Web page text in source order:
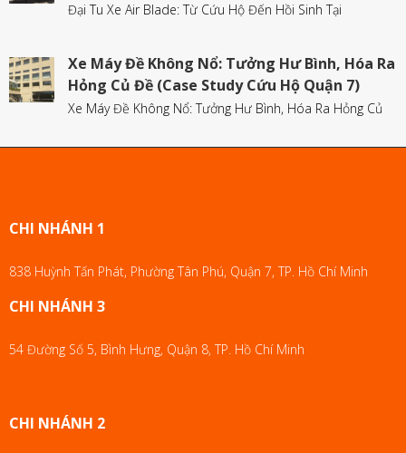
Đại Tu Xe Air Blade: Từ Cứu Hộ Đến Hồi Sinh Tại
Xe Máy Đề Không Nổ: Tưởng Hư Bình, Hóa Ra
Hỏng Củ Đề (Case Study Cứu Hộ Quận 7)
Xe Máy Đề Không Nổ: Tưởng Hư Bình, Hóa Ra Hỏng Củ
CHI NHÁNH 1
838 Huỳnh Tấn Phát, Phường Tân Phú, Quận 7, TP. Hồ Chí Minh
CHI NHÁNH 3
54 Đường Số 5, Bình Hưng, Quận 8, TP. Hồ Chí Minh
CHI NHÁNH 2